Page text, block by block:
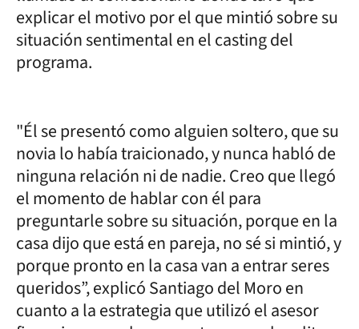
explicar el motivo por el que mintió sobre su
situación sentimental en el casting del
programa.
"Él se presentó como alguien soltero, que su
novia lo había traicionado, y nunca habló de
ninguna relación ni de nadie. Creo que llegó
el momento de hablar con él para
preguntarle sobre su situación, porque en la
casa dijo que está en pareja, no sé si mintió, y
porque pronto en la casa van a entrar seres
queridos”, explicó Santiago del Moro en
cuanto a la estrategia que utilizó el asesor